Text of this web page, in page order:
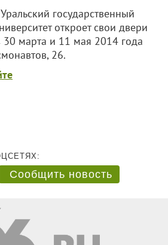
государственный
откроет свои двери
30 марта и 11 мая 2014 года
26.
Сообщить новость